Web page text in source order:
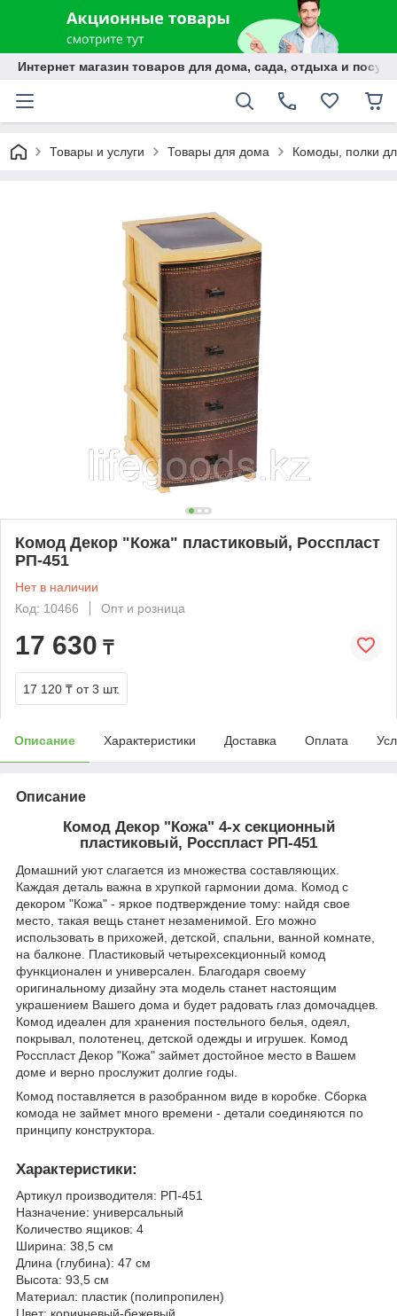
Интернет магазин товаров для дома, сада, отдыха и
Товары и услуги Товары для дома Комоды, полки
Комод Декор "Кожа" пластиковый, Росспласт
РП-451
Нет в наличии
Код: 10466
Опт и розница
17 630 ₸
17 120 ₸ от 3 шт.
Описание Характеристики Доставка Оплата
Описание
Комод Декор "Кожа" 4-х секционный
пластиковый, Росспласт РП-451
Домашний уют слагается из множества составляющих.
Каждая деталь важна в хрупкой гармонии дома. Комод с
декором "Кожа" - яркое подтверждение тому: найдя свое
место, такая вещь станет незаменимой. Его можно
использовать в прихожей, детской, спальни, ванной комнате,
на балконе. Пластиковый четырехсекционный комод
функционален и универсален. Благодаря своему
оригинальному дизайну эта модель станет настоящим
украшением Вашего дома и будет радовать глаз домочадцев.
Комод идеален для хранения постельного белья, одеял,
покрывал, полотенец, детской одежды и игрушек. Комод
Росспласт Декор "Кожа" займет достойное место в Вашем
доме и верно прослужит долгие годы.
Комод поставляется в разобранном виде в коробке. Сборка
комода не займет много времени - детали соединяются по
принципу конструктора.
Характеристики:
Артикул производителя: РП-451
Назначение: универсальный
Количество ящиков: 4
Ширина: 38,5 см
Длина (глубина): 47 см
Высота: 93,5 см
Материал: пластик (полипропилен)